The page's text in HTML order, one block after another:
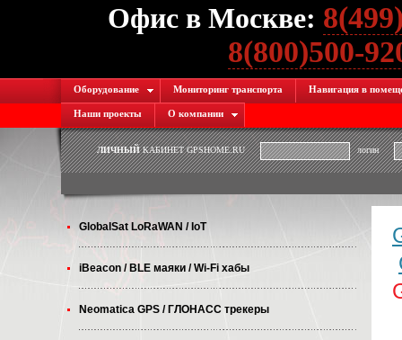
Офис в Москве:
8(800)500-
Оборудование Мониторинг транспорта Навигация в
Наши проекты О компании
ЛИЧНЫЙКАБИНЕТ GPSHOME.RU логин
GlobalSat LoRaWAN / IoT
iBeacon / BLE маяки / Wi-Fi хабы
Neomatica GPS / ГЛОНАСС трекеры